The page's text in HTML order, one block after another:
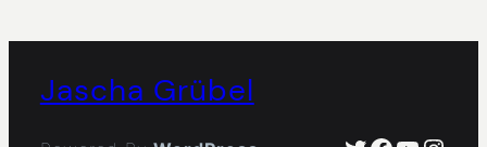
Jascha Grübel